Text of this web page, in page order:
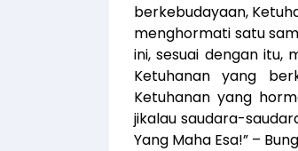
berkebudayaan,
menghormati satu
ini, sesuai dengan itu,
Ketuhanan yang
Ketuhanan yang
jikalau saudara-
Yang Maha Esa!” –